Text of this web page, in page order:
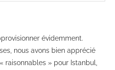
évidemment.
nous avons bien apprécié
raisonnables » pour Istanbul,